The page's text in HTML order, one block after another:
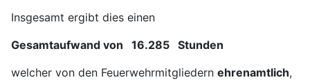
Insgesamt ergibt dies einen
Gesamtaufwand von 16.285 Stunden
welcher von den Feuerwehrmitgliedern ehrenamtlich,